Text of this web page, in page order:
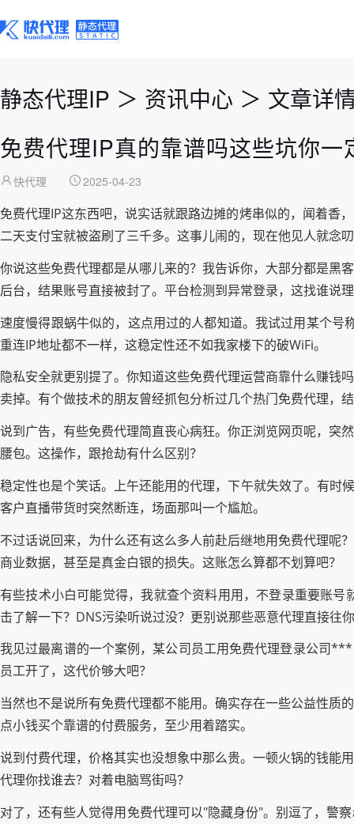
静态代理IP ＞ 资讯中心 ＞ 文章详
免费代理IP真的靠谱吗这些坑你一
快代理 2025-04-23
免费代理IP这东西吧，说实话就跟路边摊的烤串似的，闻着香
二天支付宝就被盗刷了三千多。这事儿闹的，现在他见人就念
你说这些免费代理都是从哪儿来的？我告诉你，大部分都是黑
后台，结果账号直接被封了。平台检测到异常登录，这找谁说
速度慢得跟蜗牛似的，这点用过的人都知道。我试过用某个
重连IP地址都不一样，这稳定性还不如我家楼下的破WiFi。
隐私安全就更别提了。你知道这些免费代理运营商靠什么赚钱
卖掉。有个做技术的朋友曾经抓包分析过几个热门免费代理，
说到广告，有些免费代理简直丧心病狂。你正浏览网页呢，突
腰包。这操作，跟抢劫有什么区别？
稳定性也是个笑话。上午还能用的代理，下午就失效了。有时
客户直播带货时突然断连，场面那叫一个尴尬。
不过话说回来，为什么还有这么多人前赴后继地用免费代理呢
商业数据，甚至是真金白银的损失。这账怎么算都不划算吧？
有些技术小白可能觉得，我就查个资料用用，不登录重要账
击了解一下？DNS污染听说过没？更别说那些恶意代理直接往
我见过最离谱的一个案例，某公司员工用免费代理登录公司
员工开了，这代价够大吧？
当然也不是说所有免费代理都不能用。确实存在一些公益性质
点小钱买个靠谱的付费服务，至少用着踏实。
说到付费代理，价格其实也没想象中那么贵。一顿火锅的钱能
代理你找谁去？对着电脑骂街吗？
对了，还有些人觉得用免费代理可以"隐藏身份"。别逗了，警